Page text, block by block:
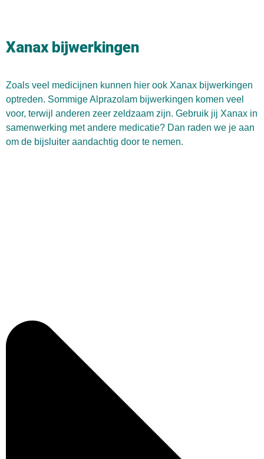
Xanax bijwerkingen
Zoals veel medicijnen kunnen hier ook Xanax bijwerkingen
optreden. Sommige Alprazolam bijwerkingen komen veel
voor, terwijl anderen zeer zeldzaam zijn. Gebruik jij Xanax in
samenwerking met andere medicatie? Dan raden we je aan
om de bijsluiter aandachtig door te nemen.